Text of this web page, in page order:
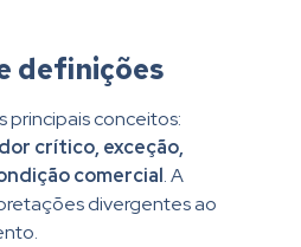
definições
principais conceitos:
crítico, exceção,
comercial. A
divergentes ao